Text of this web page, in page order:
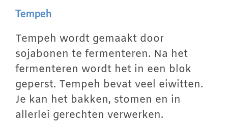
Tempeh
Tempeh wordt gemaakt door
sojabonen te fermenteren. Na het
fermenteren wordt het in een blok
geperst. Tempeh bevat veel eiwitten.
Je kan het bakken, stomen en in
allerlei gerechten verwerken.